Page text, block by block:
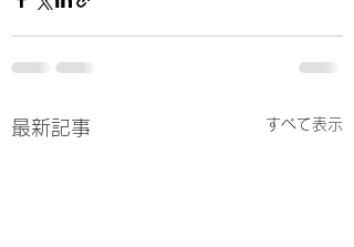
最新記事 すべて表示